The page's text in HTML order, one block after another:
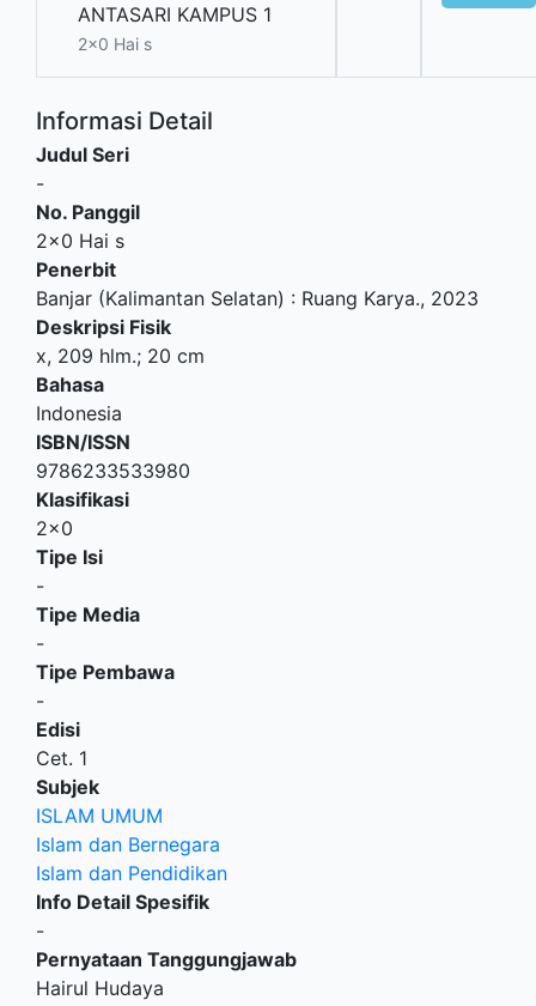
ANTASARI KAMPUS 1
2x0 Hai s
Informasi Detail
Judul Seri
-
No. Panggil
2x0 Hai s
Penerbit
Banjar (Kalimantan Selatan) : Ruang Karya., 2023
Deskripsi Fisik
x, 209 hlm.; 20 cm
Bahasa
Indonesia
ISBN/ISSN
9786233533980
Klasifikasi
2x0
Tipe Isi
-
Tipe Media
-
Tipe Pembawa
-
Edisi
Cet. 1
Subjek
ISLAM UMUM
Islam dan Bernegara
Islam dan Pendidikan
Info Detail Spesifik
-
Pernyataan Tanggungjawab
Hairul Hudaya